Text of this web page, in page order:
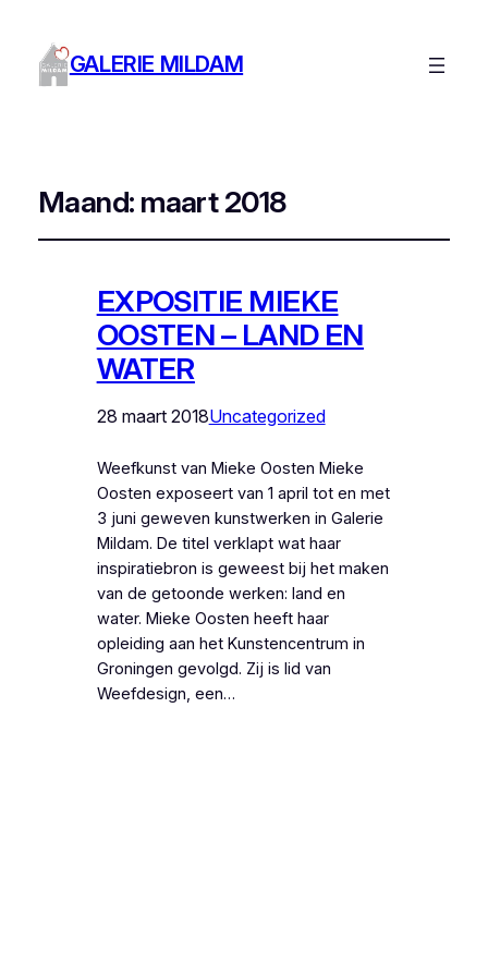
GALERIE MILDAM
Maand: maart 2018
EXPOSITIE MIEKE
OOSTEN – LAND EN
WATER
28 maart 2018Uncategorized
Weefkunst van Mieke Oosten Mieke
Oosten exposeert van 1 april tot en met
3 juni geweven kunstwerken in Galerie
Mildam. De titel verklapt wat haar
inspiratiebron is geweest bij het maken
van de getoonde werken: land en
water. Mieke Oosten heeft haar
opleiding aan het Kunstencentrum in
Groningen gevolgd. Zij is lid van
Weefdesign, een…